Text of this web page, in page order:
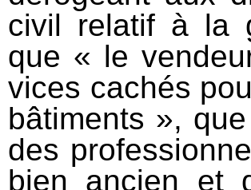
civil relatif à la
que « le
vices cachés
bâtiments »,
des
bien ancien et